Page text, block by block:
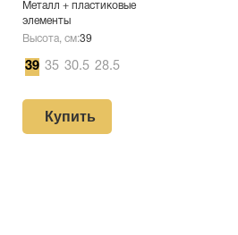
Металл + пластиковые
элементы
Высота, см:39
39 35 30.5 28.5
Купить